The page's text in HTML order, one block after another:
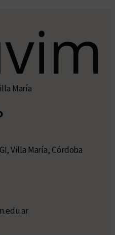
María
Villa María, Córdoba